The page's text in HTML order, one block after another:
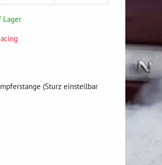
Lager
(Sturz einstellbar